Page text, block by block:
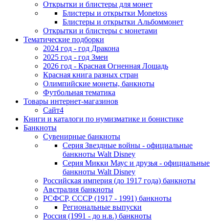
Открытки и блистеры для монет
Блистеры и открытки Monetoss
Блистеры и открытки Альбоммонет
Открытки и блистеры с монетами
Тематические подборки
2024 год - год Дракона
2025 год - год Змеи
2026 год - Красная Огненная Лошадь
Красная книга разных стран
Олимпийские монеты, банкноты
Футбольная тематика
Товары интернет-магазинов
Сайт4
Книги и каталоги по нумизматике и бонистике
Банкноты
Сувенирные банкноты
Серия Звездные войны - официальные
банкноты Walt Disney
Серия Микки Маус и друзья - официальные
банкноты Walt Disney
Российская империя (до 1917 года) банкноты
Австралия банкноты
РСФСР, СССР (1917 - 1991) банкноты
Региональные выпуски
Россия (1991 - до н.в.) банкноты